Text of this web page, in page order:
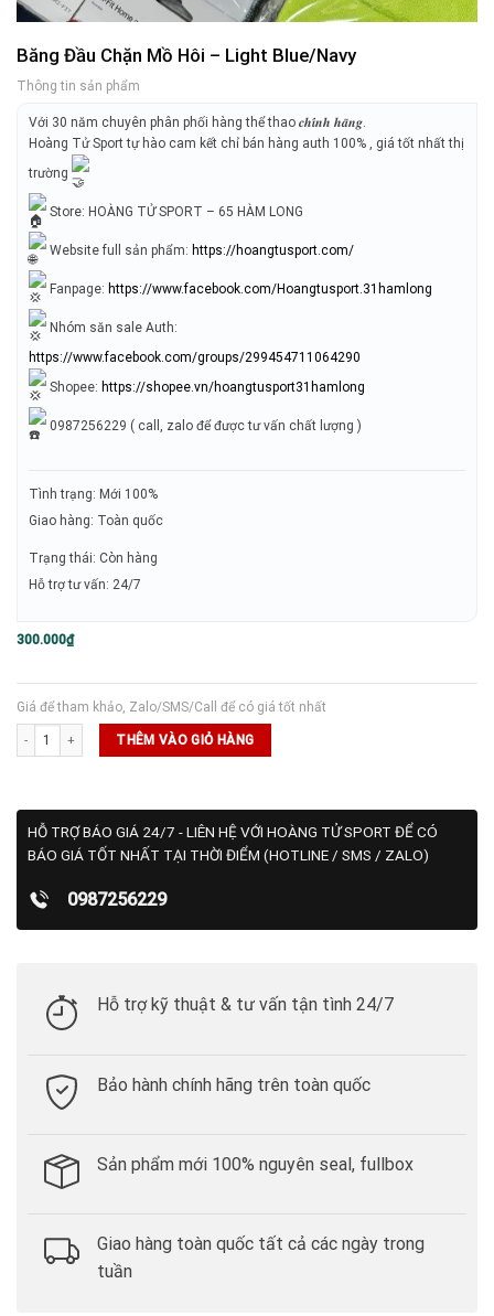
Băng Đầu Chặn Mồ Hôi – Light Blue/Navy
Thông tin sản phẩm
Với 30 năm chuyên phân phối hàng thể thao 𝒄𝒉𝒊́𝒏𝒉 𝒉𝒂̃𝒏𝒈.
Hoàng Tử Sport tự hào cam kết chỉ bán hàng auth 100% , giá tốt nhất thị
trường
Store: HOÀNG TỬ SPORT – 65 HÀM LONG
Website full sản phẩm: https://hoangtusport.com/
Fanpage: https://www.facebook.com/Hoangtusport.31hamlong
Nhóm săn sale Auth:
https://www.facebook.com/groups/299454711064290
Shopee: https://shopee.vn/hoangtusport31hamlong
0987256229 ( call, zalo để được tư vấn chất lượng )
Tình trạng: Mới 100%
Giao hàng: Toàn quốc
Trạng thái: Còn hàng
Hỗ trợ tư vấn: 24/7
300.000₫
Giá để tham khảo, Zalo/SMS/Call để có giá tốt nhất
Băng Đầu Chặn Mồ Hôi - Light Blue/Navy số lượng
THÊM VÀO GIỎ HÀNG
HỖ TRỢ BÁO GIÁ 24/7 - LIÊN HỆ VỚI HOÀNG TỬ SPORT ĐỂ CÓ
BÁO GIÁ TỐT NHẤT TẠI THỜI ĐIỂM (HOTLINE / SMS / ZALO)
0987256229
Hỗ trợ kỹ thuật & tư vấn tận tình 24/7
Bảo hành chính hãng trên toàn quốc
Sản phẩm mới 100% nguyên seal, fullbox
Giao hàng toàn quốc tất cả các ngày trong
tuần